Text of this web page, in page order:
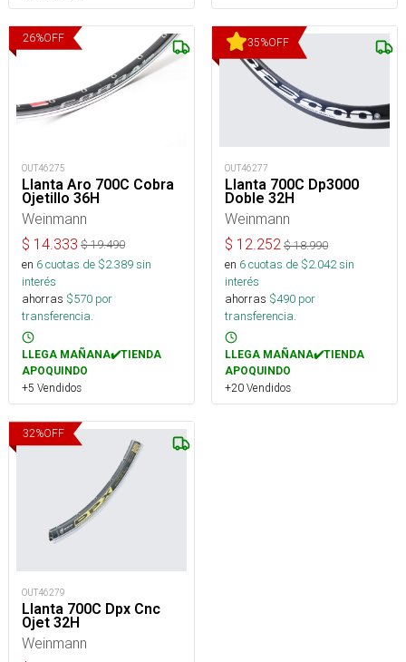
26%OFF
OUT46275
Llanta Aro 700C Cobra
Ojetillo 36H
Weinmann
$ 14.333 $19.490
en 6cuotas de $2.389sin
interés
ahorras $570 por
transferencia.
LLEGA MAÑANA✔️TIENDA
APOQUINDO
+5 Vendidos
35%OFF
OUT46277
Llanta 700C Dp3000
Doble 32H
Weinmann
$ 12.252 $18.990
en 6cuotas de $2.042sin
interés
ahorras $490 por
transferencia.
LLEGA MAÑANA✔️TIENDA
APOQUINDO
+20 Vendidos
32%OFF
OUT46279
Llanta 700C Dpx Cnc
Ojet 32H
Weinmann